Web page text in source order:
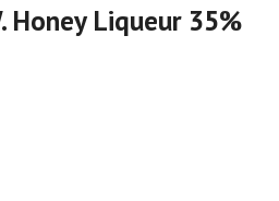
Honey Liqueur 35%